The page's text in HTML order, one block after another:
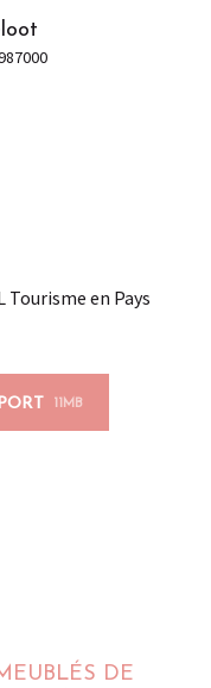
Tourisme en Pays
11MB
DE